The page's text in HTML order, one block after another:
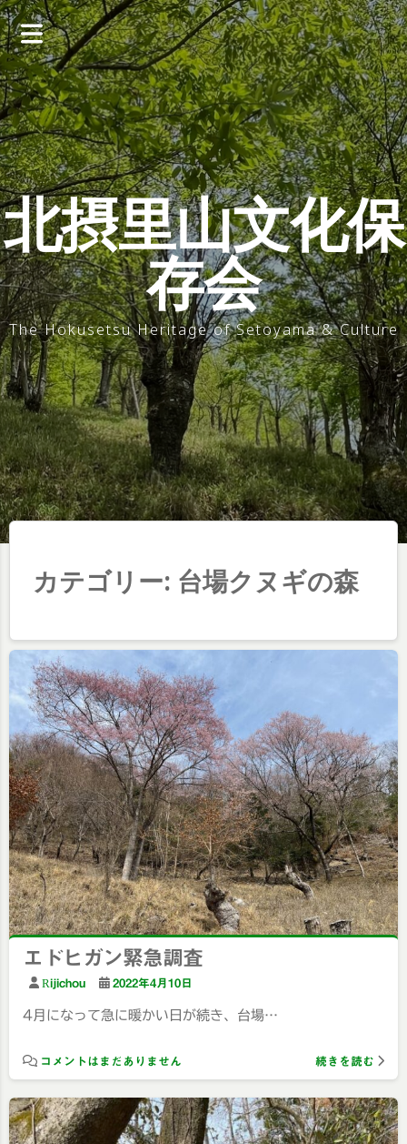
コ
ン
テ
ン
ツ
へ
ス
キ
ッ
プ
北摂里山文化保
存会
The Hokusetsu Heritage of Setoyama & Culture
カテゴリー: 台場クヌギの森
エドヒガン緊急調査
Rijichou 2022年4月10日
4月になって急に暖かい日が続き、台場…
コメントはまだありません 続きを読む